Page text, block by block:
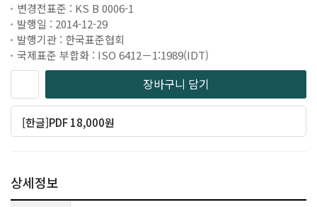
변경전표준 : KS B 0006-1
발행일 : 2014-12-29
발행기관 : 한국표준협회
국제표준 부합화 : ISO 6412－1:1989(IDT)
장바구니 담기
[한글]PDF 18,000원
상세정보